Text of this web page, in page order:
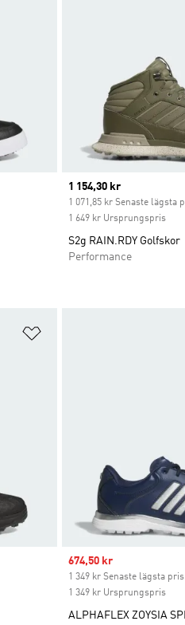
Current price
1 154,30 kr
1 071,85 kr Senaste lägsta
1 649 kr Ursprungspris
S2g RAIN.RDY Golfskor
Performance
Sale price
674,50 kr
1 349 kr Senaste lägsta pris
1 349 kr Ursprungspris
ALPHAFLEX ZOYSIA